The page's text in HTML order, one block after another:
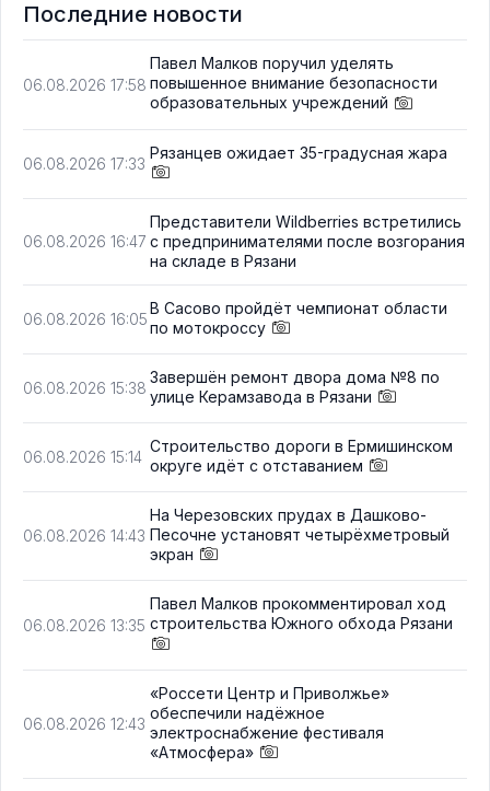
Последние новости
06.08.2026 17:58
Павел Малков поручил уделять
повышенное внимание безопасности
образовательных учреждений
06.08.2026 17:33
Рязанцев ожидает 35-градусная жара
06.08.2026 16:47
Представители Wildberries встретились
с предпринимателями после возгорания
на складе в Рязани
06.08.2026 16:05
В Сасово пройдёт чемпионат области
по мотокроссу
06.08.2026 15:38
Завершён ремонт двора дома №8 по
улице Керамзавода в Рязани
06.08.2026 15:14
Строительство дороги в Ермишинском
округе идёт с отставанием
06.08.2026 14:43
На Черезовских прудах в Дашково-
Песочне установят четырёхметровый
экран
06.08.2026 13:35
Павел Малков прокомментировал ход
строительства Южного обхода Рязани
06.08.2026 12:43
«Россети Центр и Приволжье»
обеспечили надёжное
электроснабжение фестиваля
«Атмосфера»